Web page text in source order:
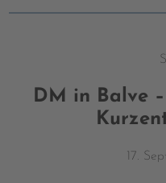
DM in Balve
17.